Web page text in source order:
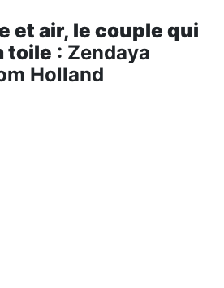
et air, le couple qui
toile : Zendaya
Holland